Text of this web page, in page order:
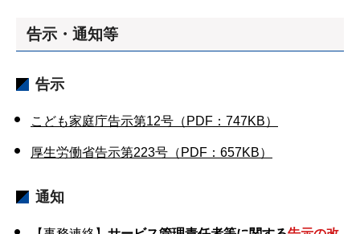
告示・通知等
告示
こども家庭庁告示第12号（PDF：747KB）
厚生労働省告示第223号（PDF：657KB）
通知